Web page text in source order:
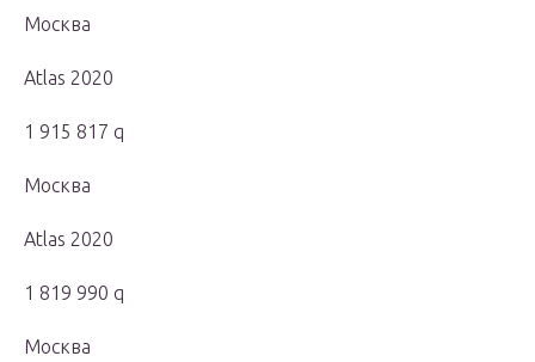
Москва
Atlas 2020
1 915 817 q
Москва
Atlas 2020
1 819 990 q
Москва